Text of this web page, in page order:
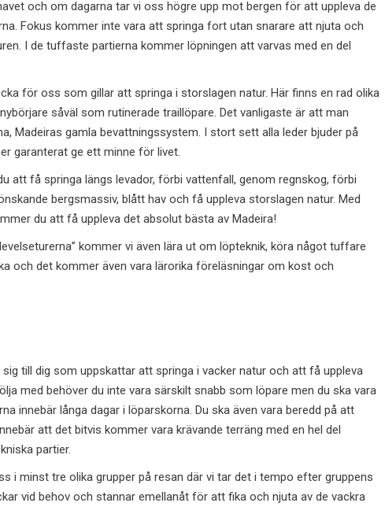
och om dagarna tar vi oss högre upp mot bergen för att uppleva de
Fokus kommer inte vara att springa fort utan snarare att njuta och
I de tuffaste partierna kommer löpningen att varvas med en del
för oss som gillar att springa i storslagen natur. Här finns en rad olika
såväl som rutinerade traillöpare. Det vanligaste är att man
Madeiras gamla bevattningssystem. I stort sett alla leder bjuder på
garanterat ge ett minne för livet.
att få springa längs levador, förbi vattenfall, genom regnskog, förbi
bergsmassiv, blått hav och få uppleva storslagen natur. Med
du att få uppleva det absolut bästa av Madeira!
kommer vi även lära ut om löpteknik, köra något tuffare
och det kommer även vara lärorika föreläsningar om kost och
sig till dig som uppskattar att springa i vacker natur och att få uppleva
med behöver du inte vara särskilt snabb som löpare men du ska vara
innebär långa dagar i löparskorna. Du ska även vara beredd på att
att det bitvis kommer vara krävande terräng med en hel del
partier.
i minst tre olika grupper på resan där vi tar det i tempo efter gruppens
vid behov och stannar emellanåt för att fika och njuta av de vackra